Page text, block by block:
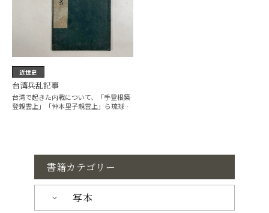
近世史
台湾兵乱記事
台湾で起きた内戦について、「手登根築
登親雲上」「仲本里子親雲上」ら琉球の
書籍カテゴリー
写本